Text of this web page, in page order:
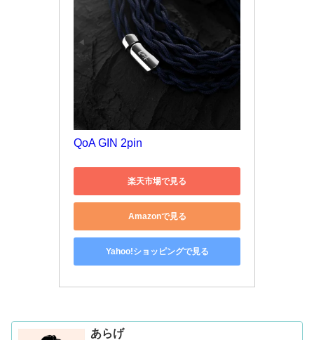
QoA GIN 2pin
楽天市場で見る
Amazonで見る
Yahoo!ショッピングで見る
あらげ